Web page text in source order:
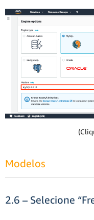
Modelos
2.6 – Selecione